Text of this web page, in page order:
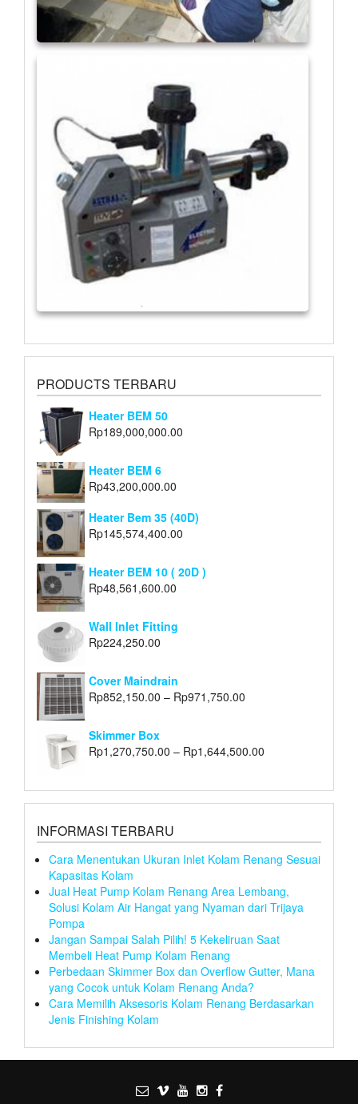
PRODUCTS TERBARU
Heater BEM 50
Rp189,000,000.00
Heater BEM 6
Rp43,200,000.00
Heater Bem 35 (40D)
Rp145,574,400.00
Heater BEM 10 ( 20D )
Rp48,561,600.00
Wall Inlet Fitting
Rp224,250.00
Cover Maindrain
Rp852,150.00 – Rp971,750.00
Skimmer Box
Rp1,270,750.00 – Rp1,644,500.00
INFORMASI TERBARU
Cara Menentukan Ukuran Inlet Kolam Renang Sesuai
Kapasitas Kolam
Jual Heat Pump Kolam Renang Area Lembang,
Solusi Kolam Air Hangat yang Nyaman dari Trijaya
Pompa
Jangan Sampai Salah Pilih! 5 Kekeliruan Saat
Membeli Heat Pump Kolam Renang
Perbedaan Skimmer Box dan Overflow Gutter, Mana
yang Cocok untuk Kolam Renang Anda?
Cara Memilih Aksesoris Kolam Renang Berdasarkan
Jenis Finishing Kolam